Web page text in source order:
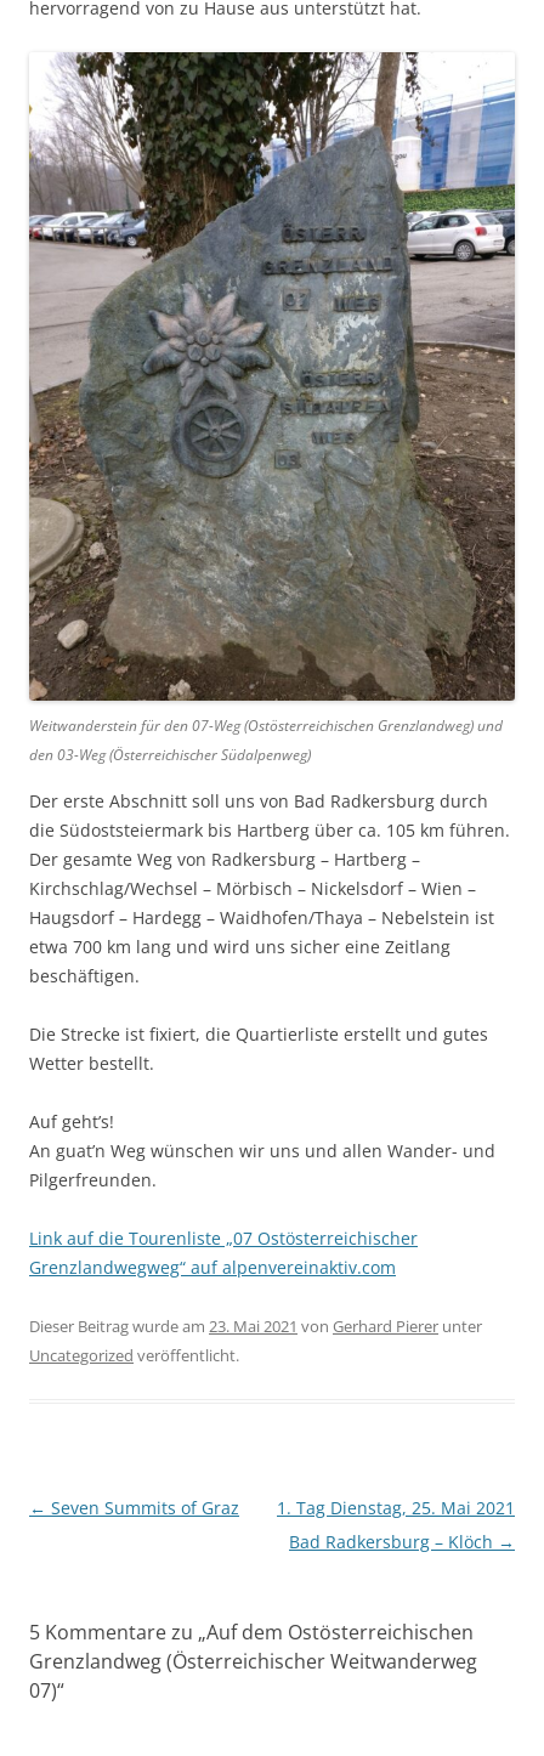
hervorragend von zu Hause aus unterstützt hat.
Weitwanderstein für den 07-Weg (Ostösterreichischen Grenzlandweg) und
den 03-Weg (Österreichischer Südalpenweg)
Der erste Abschnitt soll uns von Bad Radkersburg durch
die Südoststeiermark bis Hartberg über ca. 105 km führen.
Der gesamte Weg von Radkersburg – Hartberg –
Kirchschlag/Wechsel – Mörbisch – Nickelsdorf – Wien –
Haugsdorf – Hardegg – Waidhofen/Thaya – Nebelstein ist
etwa 700 km lang und wird uns sicher eine Zeitlang
beschäftigen.
Die Strecke ist fixiert, die Quartierliste erstellt und gutes
Wetter bestellt.
Auf geht’s!
An guat’n Weg wünschen wir uns und allen Wander- und
Pilgerfreunden.
Link auf die Tourenliste „07 Ostösterreichischer
Grenzlandwegweg“ auf alpenvereinaktiv.com
Dieser Beitrag wurde am 23. Mai 2021 von Gerhard Pierer unter
Uncategorized veröffentlicht.
Beitragsnavigation
← Seven Summits of Graz
1. Tag Dienstag, 25. Mai 2021
Bad Radkersburg – Klöch →
5 Kommentare zu „Auf dem Ostösterreichischen
Grenzlandweg (Österreichischer Weitwanderweg
07)“